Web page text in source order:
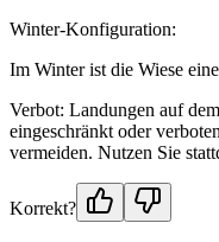
Winter-Konfiguration:
Im Winter ist die Wiese
Verbot: Landungen auf
eingeschränkt oder
vermeiden. Nutzen Sie
Korrekt?